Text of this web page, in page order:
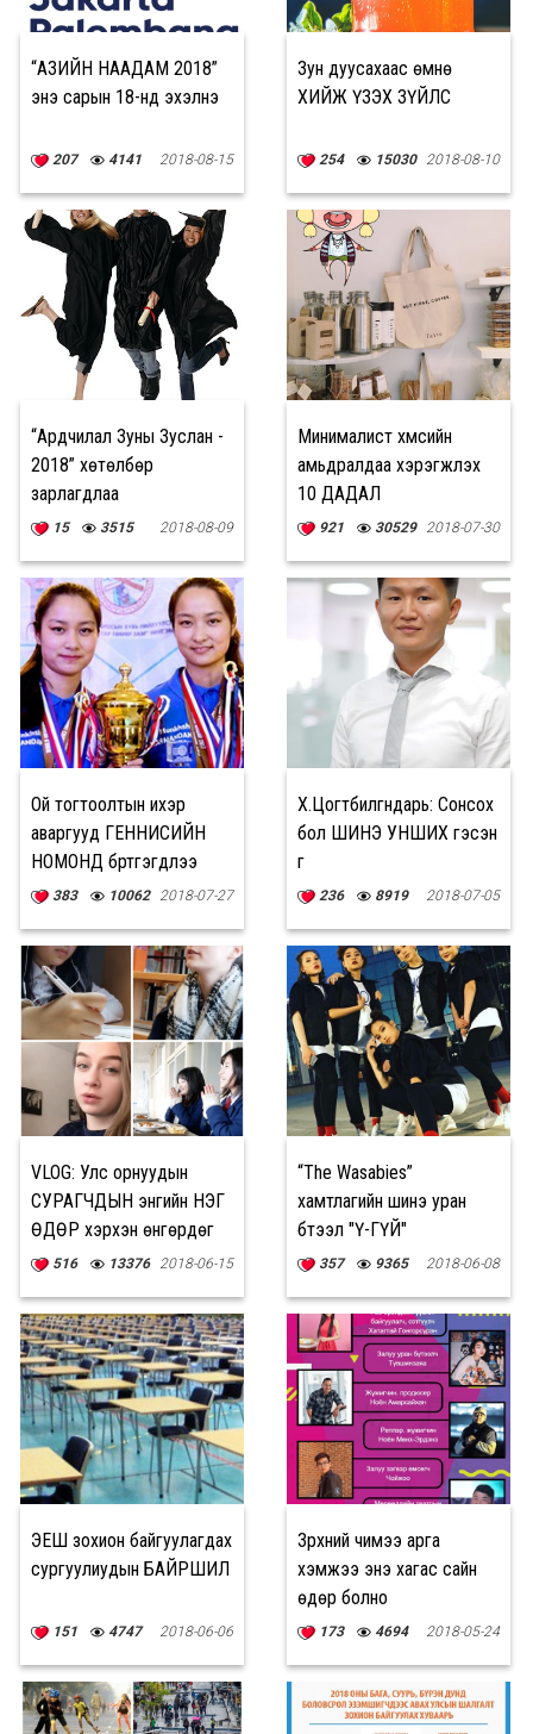
“АЗИЙН НААДАМ 2018”
энэ сарын 18-нд эхэлнэ
207 4141 2018-08-15
Зун дуусахаас өмнө
ХИЙЖ ҮЗЭХ ЗҮЙЛС
254 15030 2018-08-10
“Ардчилал Зуны Зуслан -
2018” хөтөлбөр
зарлагдлаа
15 3515 2018-08-09
Минималист хүмүүсийн
амьдралдаа хэрэгжүүлэх
10 ДАДАЛ
921 30529 2018-07-30
Ой тогтоолтын ихэр
аваргууд ГЕННИСИЙН
НОМОНД бүртгэгдлээ
383 10062 2018-07-27
Х.Цогтбилгүүндарь: Сонсох
бол ШИНЭ УНШИХ гэсэн
үг
236 8919 2018-07-05
VLOG: Улс орнуудын
СУРАГЧДЫН энгийн НЭГ
ӨДӨР хэрхэн өнгөрдөг
вэ?516 13376 2018-06-15
“The Wasabies”
хамтлагийн шинэ уран
бүтээл "Ү-ГҮЙ"
357 9365 2018-06-08
ЭЕШ зохион байгуулагдах
сургуулиудын БАЙРШИЛ
151 4747 2018-06-06
Зүрхний чимээ арга
хэмжээ энэ хагас сайн
өдөр болно
173 4694 2018-05-24